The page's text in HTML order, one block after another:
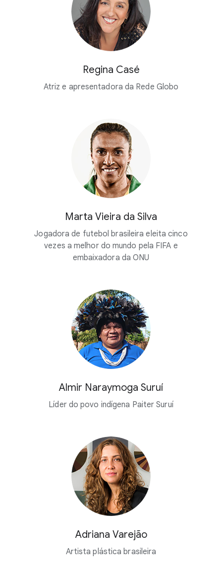
Regina Casé
Atriz e apresentadora da Rede Globo
Marta Vieira da Silva
Jogadora de futebol brasileira eleita cinco
vezes a melhor do mundo pela FIFA e
embaixadora da ONU
Almir Naraymoga Suruí
Líder do povo indígena Paiter Suruí
Adriana Varejão
Artista plástica brasileira